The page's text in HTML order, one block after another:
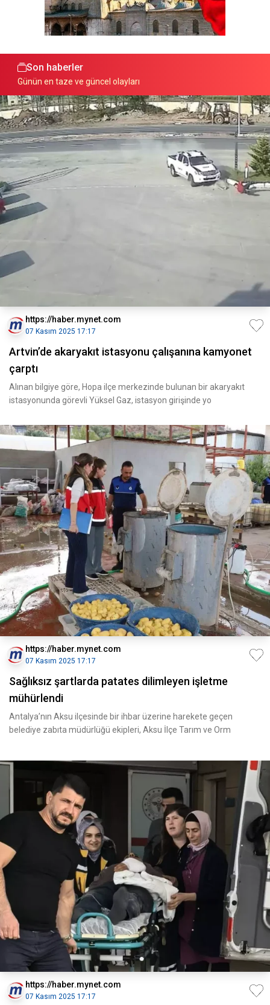
Son haberler
Günün en taze ve güncel olayları
https://haber.mynet.com
07 Kasım 2025 17:17
Artvin’de akaryakıt istasyonu çalışanına kamyonet
çarptı
Alınan bilgiye göre, Hopa ilçe merkezinde bulunan bir akaryakıt
istasyonunda görevli Yüksel Gaz, istasyon girişinde yo
https://haber.mynet.com
07 Kasım 2025 17:17
Sağlıksız şartlarda patates dilimleyen işletme
mühürlendi
Antalya’nın Aksu ilçesinde bir ihbar üzerine harekete geçen
belediye zabıta müdürlüğü ekipleri, Aksu İlçe Tarım ve Orm
https://haber.mynet.com
07 Kasım 2025 17:17